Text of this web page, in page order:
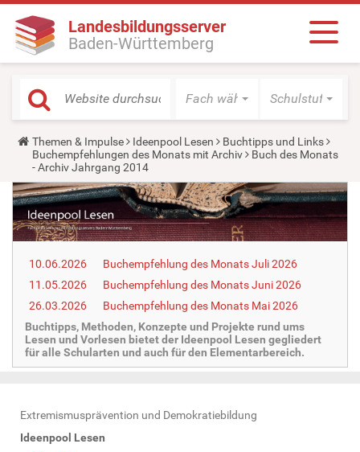
Landesbildungsserver
Baden-Württemberg
Fach wählen Schulstufe
Y
o
u
a
r
e
h
e
r
:
Themen & Impulse Ideenpool Lesen
Buchtipps und Links
Buchempfehlungen des Monats mit Archiv
Buch des Monats
- Archiv Jahrgang 2014
10.06.2026
Buchempfehlung des Monats Juli 2026
11.05.2026
Buchempfehlung des Monats Juni 2026
26.03.2026
Buchempfehlung des Monats Mai 2026
Buchtipps, Methoden, Konzepte und Projekte rund ums
Lesen und Vorlesen bietet der Ideenpool Lesen gegliedert
für alle Schularten und auch für den Elementarbereich.
N
a
Extremismusprävention und Demokratiebildung
Ideenpool Lesen